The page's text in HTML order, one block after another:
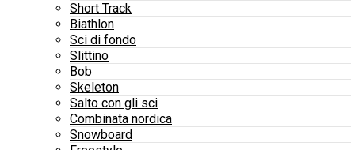
Short Track
Biathlon
Sci di fondo
Slittino
Bob
Skeleton
Salto con gli sci
Combinata nordica
Snowboard